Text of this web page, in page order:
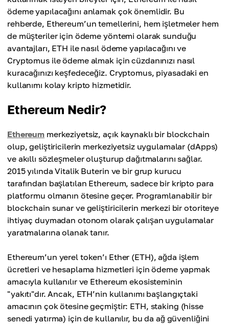
ödeme yapılacağını anlamak çok önemlidir. Bu
rehberde, Ethereum’un temellerini, hem işletmeler hem
de müşteriler için ödeme yöntemi olarak sunduğu
avantajları, ETH ile nasıl ödeme yapılacağını ve
Cryptomus ile ödeme almak için cüzdanınızı nasıl
kuracağınızı keşfedeceğiz. Cryptomus, piyasadaki en
kullanımı kolay kripto hizmetidir.
Ethereum Nedir?
Ethereum merkeziyetsiz, açık kaynaklı bir blockchain
olup, geliştiricilerin merkeziyetsiz uygulamalar (dApps)
ve akıllı sözleşmeler oluşturup dağıtmalarını sağlar.
2015 yılında Vitalik Buterin ve bir grup kurucu
tarafından başlatılan Ethereum, sadece bir kripto para
platformu olmanın ötesine geçer. Programlanabilir bir
blockchain sunar ve geliştiricilerin merkezi bir otoriteye
ihtiyaç duymadan otonom olarak çalışan uygulamalar
yaratmalarına olanak tanır.
Ethereum’un yerel token’ı Ether (ETH), ağda işlem
ücretleri ve hesaplama hizmetleri için ödeme yapmak
amacıyla kullanılır ve Ethereum ekosisteminin
"yakıtı"dır. Ancak, ETH’nin kullanımı başlangıçtaki
amacının çok ötesine geçmiştir: ETH, staking (hisse
senedi yatırma) için de kullanılır, bu da ağ güvenliğini